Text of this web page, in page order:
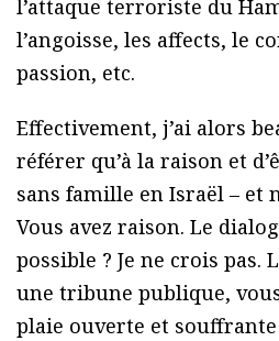
l’attaque terroriste du
l’angoisse, les affects, le
passion, etc.
Effectivement, j’ai alors
référer qu’à la raison et
sans famille en Israël – et
Vous avez raison. Le
possible ? Je ne crois pas.
une tribune publique, vous
plaie ouverte et